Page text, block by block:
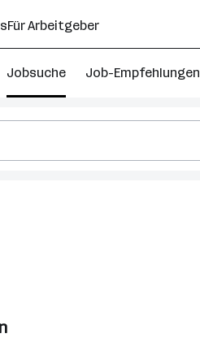
Für Arbeitgeber
Jobsuche Job-Empfehlungen